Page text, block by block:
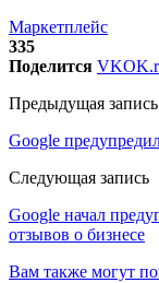
Маркетплейс
335
Поделится VK
Предыдущая запись
Google
Следующая запись
Google начал
отзывов о бизнесе
Вам также могут